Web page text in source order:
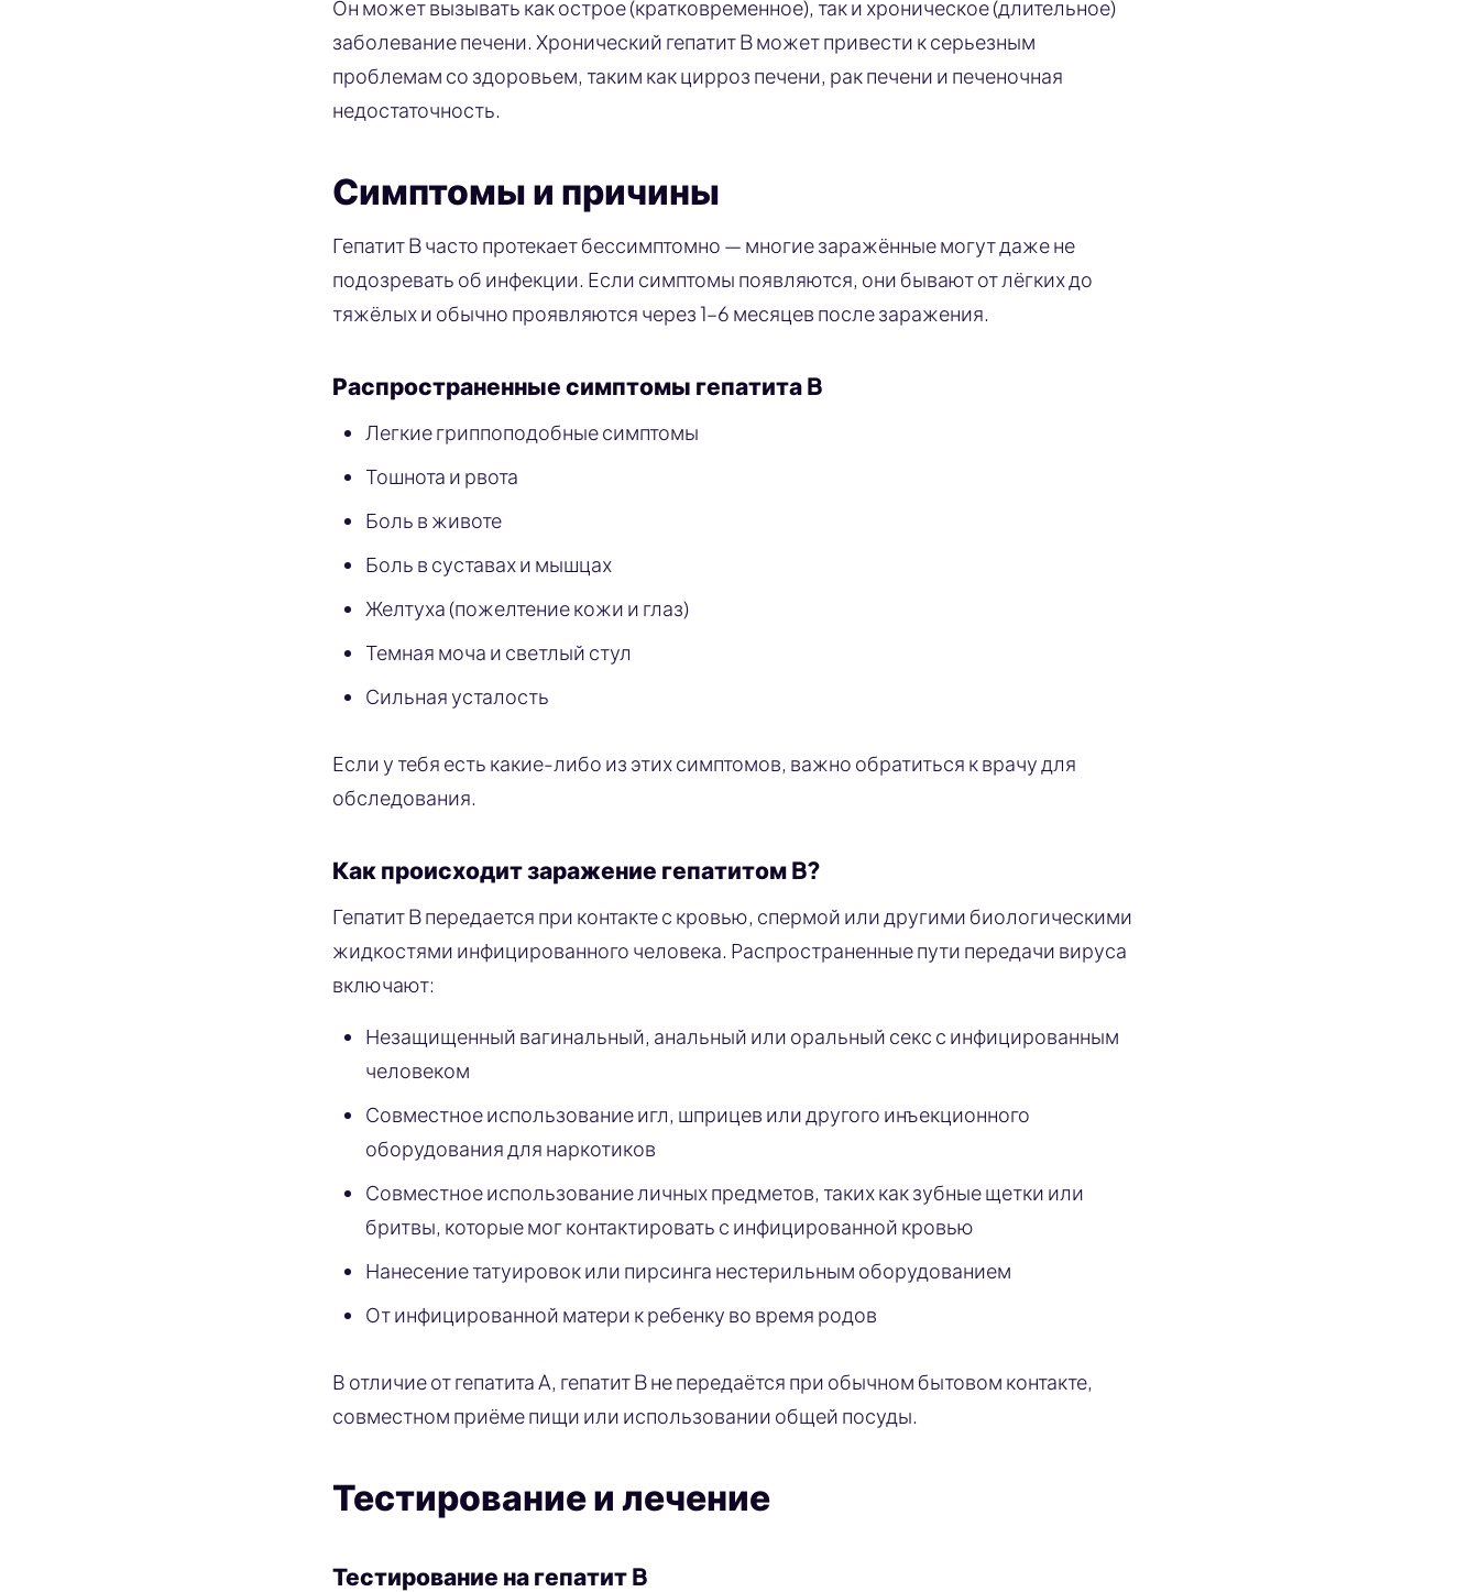
Он может вызывать как острое (кратковременное), так и хроническое (длительное)
заболевание печени. Хронический гепатит B может привести к серьезным
проблемам со здоровьем, таким как цирроз печени, рак печени и печеночная
недостаточность.
Симптомы и причины
Гепатит B часто протекает бессимптомно — многие заражённые могут даже не
подозревать об инфекции. Если симптомы появляются, они бывают от лёгких до
тяжёлых и обычно проявляются через 1–6 месяцев после заражения.
Распространенные симптомы гепатита B
Легкие гриппоподобные симптомы
Тошнота и рвота
Боль в животе
Боль в суставах и мышцах
Желтуха (пожелтение кожи и глаз)
Темная моча и светлый стул
Сильная усталость
Если у тебя есть какие-либо из этих симптомов, важно обратиться к врачу для
обследования.
Как происходит заражение гепатитом B?
Гепатит B передается при контакте с кровью, спермой или другими биологическими
жидкостями инфицированного человека. Распространенные пути передачи вируса
включают:
Незащищенный вагинальный, анальный или оральный секс с инфицированным
человеком
Совместное использование игл, шприцев или другого инъекционного
оборудования для наркотиков
Совместное использование личных предметов, таких как зубные щетки или
бритвы, которые мог контактировать с инфицированной кровью
Нанесение татуировок или пирсинга нестерильным оборудованием
От инфицированной матери к ребенку во время родов
В отличие от гепатита A, гепатит B не передаётся при обычном бытовом контакте,
совместном приёме пищи или использовании общей посуды.
Тестирование и лечение
Тестирование на гепатит B